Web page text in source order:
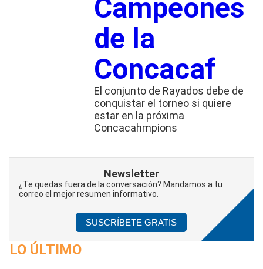
Campeones
de la
Concacaf
El conjunto de Rayados debe de
conquistar el torneo si quiere
estar en la próxima
Concacahmpions
Newsletter
¿Te quedas fuera de la conversación? Mandamos a tu
correo el mejor resumen informativo.
SUSCRÍBETE GRATIS
LO ÚLTIMO